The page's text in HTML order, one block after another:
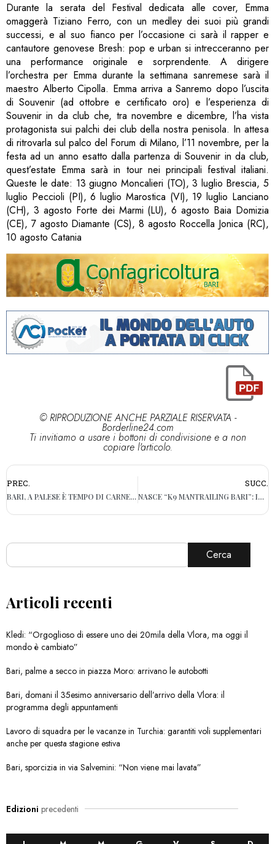
Durante la serata del Festival dedicata alle cover, Emma
omaggerà Tiziano Ferro, con un medley dei suoi più grandi
successi, e al suo fianco per l’occasione ci sarà il rapper e
cantautore genovese Bresh: pop e urban si intrecceranno per
una performance originale e sorprendente. A dirigere
l’orchestra per Emma durante la settimana sanremese sarà il
maestro Alberto Cipolla. Emma arriva a Sanremo dopo l’uscita
di Souvenir (ad ottobre e certificato oro) e l’esperienza di
Souvenir in da club che, tra novembre e dicembre, l’ha vista
protagonista sui palchi dei club della nostra penisola. In attesa
di ritrovarla sul palco del Forum di Milano, l’11 novembre, per la
festa ad un anno esatto dalla partenza di Souvenir in da club,
quest’estate Emma sarà in tour nei principali festival italiani.
Queste le date: 13 giugno Moncalieri (TO), 3 luglio Brescia, 5
luglio Peccioli (PI), 6 luglio Marostica (VI), 19 luglio Lanciano
(CH), 3 agosto Forte dei Marmi (LU), 6 agosto Baia Domizia
(CE), 7 agosto Diamante (CS), 8 agosto Roccella Jonica (RC),
10 agosto Catania
© RIPRODUZIONE ANCHE PARZIALE RISERVATA -
Borderline24.com
Ti invitiamo a usare i bottoni di condivisione e a non
copiare l'articolo.
PREC.
BARI, A PALESE È TEMPO DI CARNEVALE: FESTA IN STRADA
SUCC.
NASCE “K9 MANTRAILING BARI”: INIZIATIVA A LARGO 2 GIUGNO
Cerca
Articoli recenti
Kledi: “Orgoglioso di essere uno dei 20mila della Vlora, ma oggi il
mondo è cambiato”
Bari, palme a secco in piazza Moro: arrivano le autobotti
Bari, domani il 35esimo anniversario dell’arrivo della Vlora: il
programma degli appuntamenti
Lavoro di squadra per le vacanze in Turchia: garantiti voli supplementari
anche per questa stagione estiva
Bari, sporcizia in via Salvemini: “Non viene mai lavata”
Edizioni precedenti